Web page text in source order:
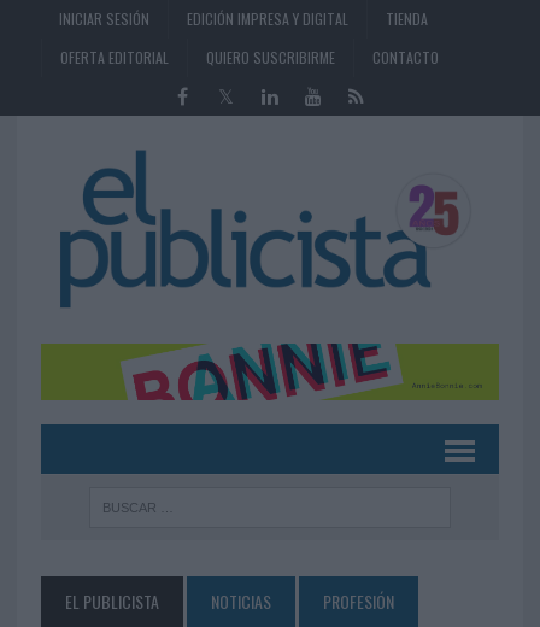
INICIAR SESIÓN EDICIÓN IMPRESA Y DIGITAL
TIENDA
OFERTA EDITORIAL
QUIERO SUSCRIBIRME CONTACTO
EL PUBLICISTA NOTICIAS PROFESIÓN